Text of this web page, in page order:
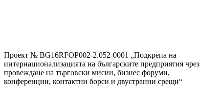
Проект № BG16RFOP002-2.052-0001 „Подкрепа на
интернационализацията на българските предприятия чрез
провеждане на търговски мисии, бизнес форуми,
конференции, контактни борси и двустранни срещи“